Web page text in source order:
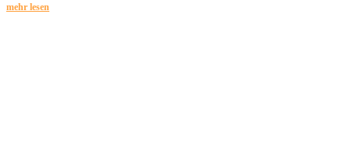
mehr lesen